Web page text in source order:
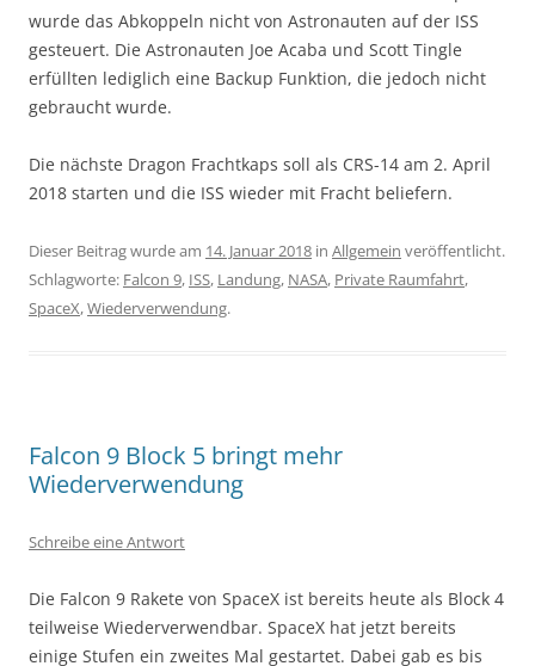
wurde das Abkoppeln nicht von Astronauten auf der ISS
gesteuert. Die Astronauten Joe Acaba und Scott Tingle
erfüllten lediglich eine Backup Funktion, die jedoch nicht
gebraucht wurde.
Die nächste Dragon Frachtkaps soll als CRS-14 am 2. April
2018 starten und die ISS wieder mit Fracht beliefern.
Dieser Beitrag wurde am 14. Januar 2018 in Allgemein veröffentlicht.
Schlagworte: Falcon 9, ISS, Landung, NASA, Private Raumfahrt,
SpaceX,Wiederverwendung.
Falcon 9 Block 5 bringt mehr
Wiederverwendung
Schreibe eine Antwort
Die Falcon 9 Rakete von SpaceX ist bereits heute als Block 4
teilweise Wiederverwendbar. SpaceX hat jetzt bereits
einige Stufen ein zweites Mal gestartet. Dabei gab es bis